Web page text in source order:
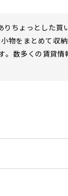
ちょっとした買
物をまとめて収
数多くの賃貸情